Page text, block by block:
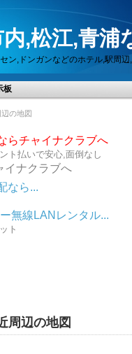
,松江,青浦
ン,ドンガンなどのホテル,駅周
板
の地図
チャイナクラブへ
ト払いで安心,面倒なし
イナクラブへ
なら...
線LANレンタル...
ット
周辺の地図